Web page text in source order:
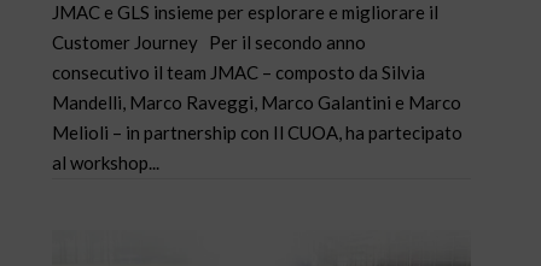
JMAC e GLS insieme per esplorare e migliorare il
Customer Journey Per il secondo anno
consecutivo il team JMAC – composto da Silvia
Mandelli, Marco Raveggi, Marco Galantini e Marco
Melioli – in partnership con Il CUOA, ha partecipato
al workshop...